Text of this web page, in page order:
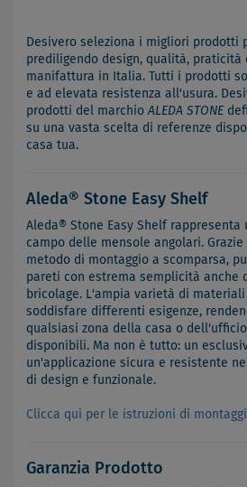
Desivero seleziona i migliori prodotti
prediligendo design, qualità, praticità
manifattura in Italia. Tutti i prodotti
e ad elevata resistenza all'usura.
prodotti del marchio ALEDA STONE
su una vasta scelta di referenze
casa tua.
Aleda® Stone Easy Shelf
Aleda® Stone Easy Shelf rappresenta
campo delle mensole angolari.
metodo di montaggio a scomparsa,
pareti con estrema semplicità anche
bricolage. L'ampia varietà di
soddisfare differenti esigenze,
qualsiasi zona della casa o
disponibili. Ma non è tutto: un
un'applicazione sicura e resistente
di design e funzionale.
Clicca qui per le istruzioni di
Garanzia Prodotto